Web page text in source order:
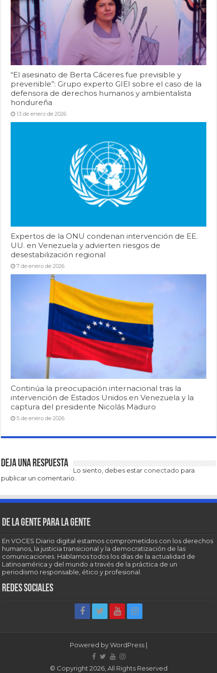
“El asesinato de Berta Cáceres fue previsible y
prevenible”: Grupo experto GIEI sobre el caso de la
defensora de derechos humanos y ambientalista
hondureña
13 de enero de 2026
Expertos de la ONU condenan intervención de EE.
UU. en Venezuela y advierten riesgos de
desestabilización regional
7 de enero de 2026
Continúa la preocupación internacional tras la
intervención de Estados Unidos en Venezuela y la
captura del presidente Nicolás Maduro
5 de enero de 2026
Deja una respuesta
Lo siento, debes estar conectado para
publicar un comentario.
De la gente para la gente
En VOCES Diario digital estamos comprometidos con los derechos
humanos, la justicia transicional y la democratización de las
comunicaciones. Hablamos todos los días de la actualidad de
Latinoamérica y del mundo a través de la práctica de un
periodismo responsable, ético y profesional.
Redes sociales
Powered byWordPress |
© Copyright 2026, All Rights Reserved